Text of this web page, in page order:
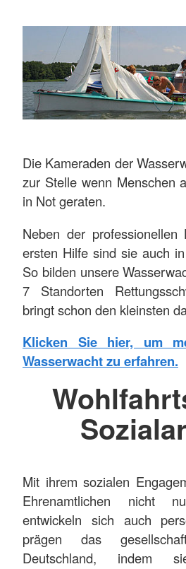
Die Kameraden der
zur Stelle wenn Menschen
in Not geraten.
Neben der professionellen
ersten Hilfe sind sie auch
So bilden unsere
7 Standorten
bringt schon den kleinsten
Klicken Sie hier, um
Wasserwacht zu erfahren.
Mit ihrem sozialen
Ehrenamtlichen nicht
entwickeln sich auch
prägen das
Deutschland, indem